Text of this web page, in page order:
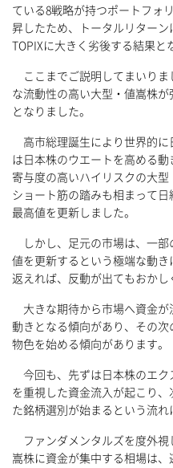
ている8戦略が持つポートフォ
昇したため、トータルリター
TOPIXに大きく劣後する結果と
ここまでご説明してまいりま
な流動性の高い大型・値嵩株
となりました。
高市総理誕生により世界的に
は日本株のウエートを高める
寄与度の高いハイリスクの大型
ショート筋の踏みも相まって
最高値を更新しました。
しかし、足元の市場は、一部
値を更新するという極端な動
返えれば、反動が出てもおかし
大きな期待から市場へ資金が
動きとなる傾向があり、その
物色を始める傾向があります。
今回も、先ずは日本株のエク
を重視した資金流入が起こり
た銘柄選別が始まるという流れ
ファンダメンタルズを度外視
嵩株に資金が集中する相場は